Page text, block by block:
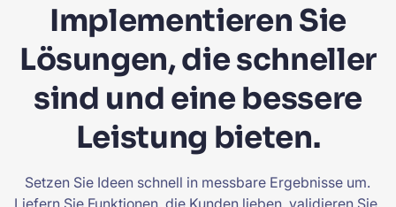
Implementieren Sie
Lösungen, die schneller
sind und eine bessere
Leistung bieten.
Setzen Sie Ideen schnell in messbare Ergebnisse um.
Liefern Sie Funktionen, die Kunden lieben, validieren Sie,